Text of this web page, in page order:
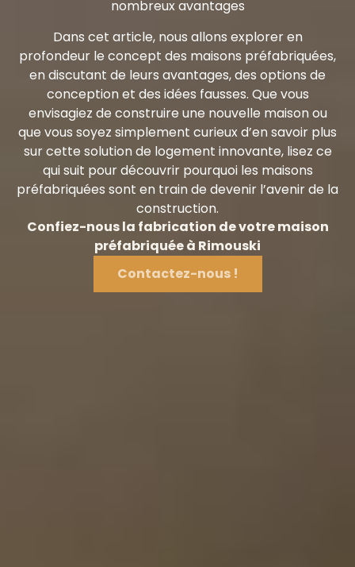
nombreux avantages
Dans cet article, nous allons explorer en
profondeur le concept des maisons préfabriquées,
en discutant de leurs avantages, des options de
conception et des idées fausses. Que vous
envisagiez de construire une nouvelle maison ou
que vous soyez simplement curieux d’en savoir plus
sur cette solution de logement innovante, lisez ce
qui suit pour découvrir pourquoi les maisons
préfabriquées sont en train de devenir l’avenir de la
construction.
Confiez-nous la fabrication de votre maison
préfabriquée à Rimouski
Contactez-nous !